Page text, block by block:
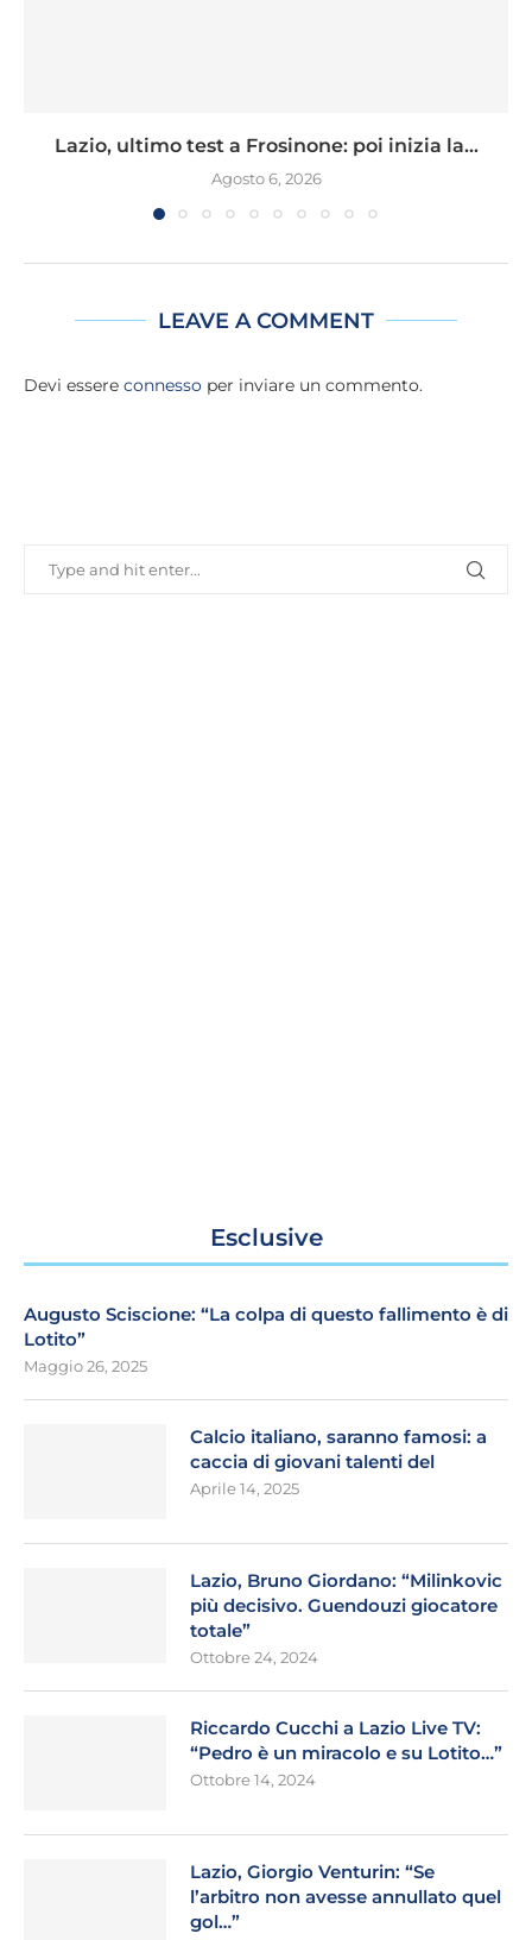
Lazio, ultimo test a Frosinone: poi inizia la...
Agosto 6, 2026
LEAVE A COMMENT
Devi essere connesso per inviare un commento.
Esclusive
Augusto Sciscione: “La colpa di questo fallimento è di
Lotito”
Maggio 26, 2025
Calcio italiano, saranno famosi: a
caccia di giovani talenti del
Aprile 14, 2025
Lazio, Bruno Giordano: “Milinkovic
più decisivo. Guendouzi giocatore
totale”
Ottobre 24, 2024
Riccardo Cucchi a Lazio Live TV:
“Pedro è un miracolo e su Lotito…”
Ottobre 14, 2024
Lazio, Giorgio Venturin: “Se
l’arbitro non avesse annullato quel
gol…”